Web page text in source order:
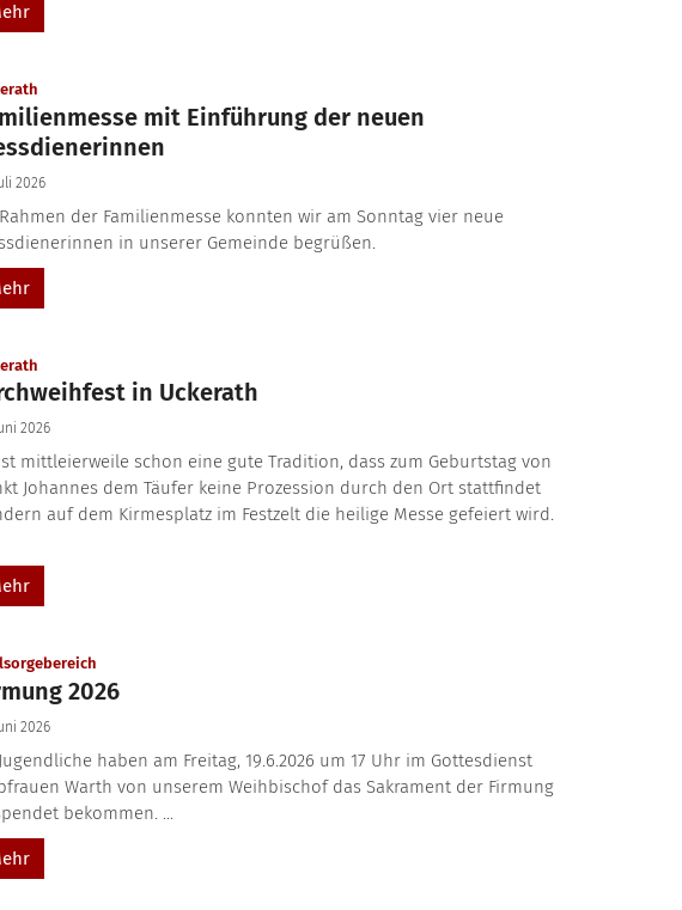
mit Einführung der neuen
2026
der Familienmesse konnten wir am Sonntag vier neue
in unserer Gemeinde begrüßen.
in Uckerath
2026
mittleierweile schon eine gute Tradition, dass zum Geburtstag von
Johannes dem Täufer keine Prozession durch den Ort stattfindet
auf dem Kirmesplatz im Festzelt die heilige Messe gefeiert wird.
2026
2026
haben am Freitag, 19.6.2026 um 17 Uhr im Gottesdienst
Warth von unserem Weihbischof das Sakrament der Firmung
bekommen. ...